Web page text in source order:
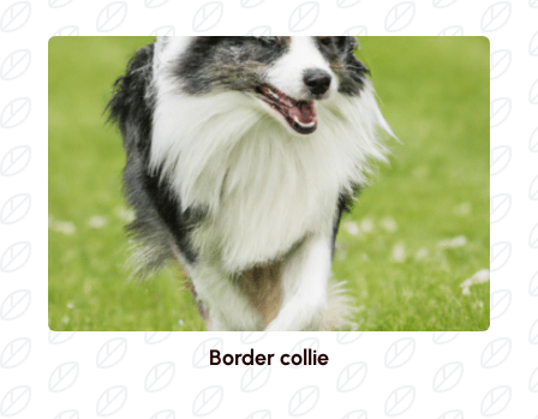
Border collie